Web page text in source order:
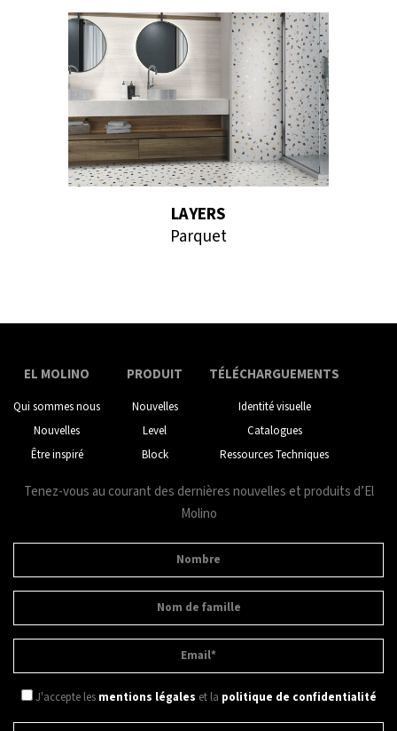
LAYERS
Parquet
EL MOLINO
Qui sommes nous
Nouvelles
Être inspiré
PRODUIT
Nouvelles
Level
Block
TÉLÉCHARGUEMENTS
Identité visuelle
Catalogues
Ressources Techniques
Tenez-vous au courant des dernières nouvelles et produits d’El
Molino
J'accepte les mentions légales et la politique de confidentialité